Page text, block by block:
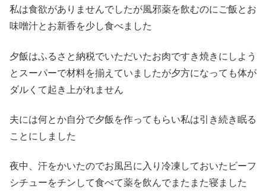
私は食欲がありませんでしたが風邪薬を飲むのにご飯とお
味噌汁とお新香を少し食べました
夕飯はふるさと納税でいただいたお肉ですき焼きにしよう
とスーパーで材料を揃えていましたが夕方になっても体が
ダルくて起き上がれません
夫には何とか自分で夕飯を作ってもらい私は引き続き眠る
ことにしました
夜中、汗をかいたのでお風呂に入り冷凍しておいたビーフ
シチューをチンして食べて薬を飲んでまたまた寝ました